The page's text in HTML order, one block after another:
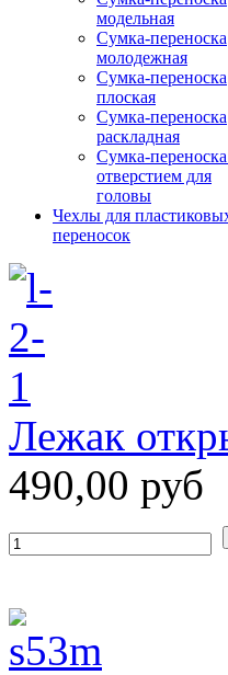
модельная
Сумка-переноска
молодежная
Сумка-переноска
плоская
Сумка-переноска
раскладная
Сумка-
отверстием для
головы
Чехлы для
переносок
Лежак
490,00 руб